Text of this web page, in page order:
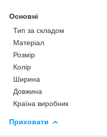
Основні
Тип за складом
Матеріал
Розмір
Колір
Ширина
Довжина
Країна виробник
Приховати